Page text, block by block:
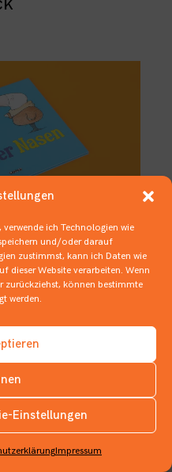
ich Technologien wie
und/oder darauf
zustimmst, kann ich Daten wie
dieser Website verarbeiten. Wenn
zurückziehst, können bestimmte
werden.
Einstellungen
Impressum
und Laufen
BILDERBÜCHER